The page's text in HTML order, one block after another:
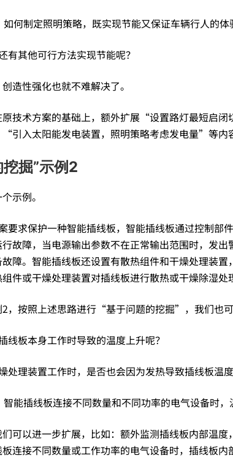
何制定照明策略，既实现节能又保证车辆行人的体
有其他可行方法实现节能呢？
造性强化也就不难解决了。
原技术方案的基础上，额外扩展“设置路灯最短启
引入太阳能发电装置，照明策略考虑发电量”等内
掘”示例2
示例。
要求保护一种智能插线板，智能插线板通过控制部
故障，当电源输出参数不在正常输出范围时，发
障。智能插线板还设置有散热组件和干燥处理装
件或干燥处理装置对插线板进行散热或干燥除湿处
，按照上述思路进行“基于问题的挖掘”，我们也可
线板本身工作时导致的温度上升呢？
处理装置工作时，是否也会因为发热导致插线板温度
能插线板连接不同数量和不同功率的电气设备时，
可以进一步扩展，比如：额外监测插线板内部温
连接不同数量或工作功率的电气设备时，插线板